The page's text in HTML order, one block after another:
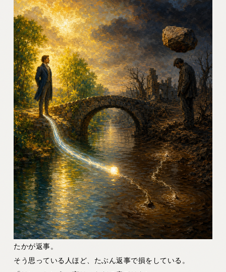
たかが返事。
そう思っている人ほど、たぶん返事で損をしている。